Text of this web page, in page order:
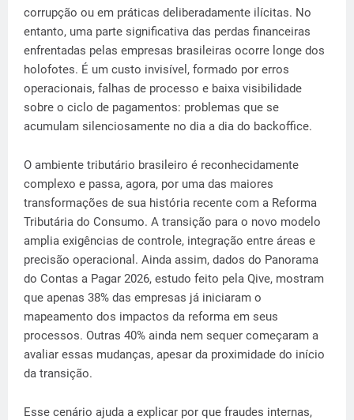
corrupção ou em práticas deliberadamente ilícitas. No
entanto, uma parte significativa das perdas financeiras
enfrentadas pelas empresas brasileiras ocorre longe dos
holofotes. É um custo invisível, formado por erros
operacionais, falhas de processo e baixa visibilidade
sobre o ciclo de pagamentos: problemas que se
acumulam silenciosamente no dia a dia do backoffice.
O ambiente tributário brasileiro é reconhecidamente
complexo e passa, agora, por uma das maiores
transformações de sua história recente com a Reforma
Tributária do Consumo. A transição para o novo modelo
amplia exigências de controle, integração entre áreas e
precisão operacional. Ainda assim, dados do Panorama
do Contas a Pagar 2026, estudo feito pela Qive, mostram
que apenas 38% das empresas já iniciaram o
mapeamento dos impactos da reforma em seus
processos. Outras 40% ainda nem sequer começaram a
avaliar essas mudanças, apesar da proximidade do início
da transição.
Esse cenário ajuda a explicar por que fraudes internas,